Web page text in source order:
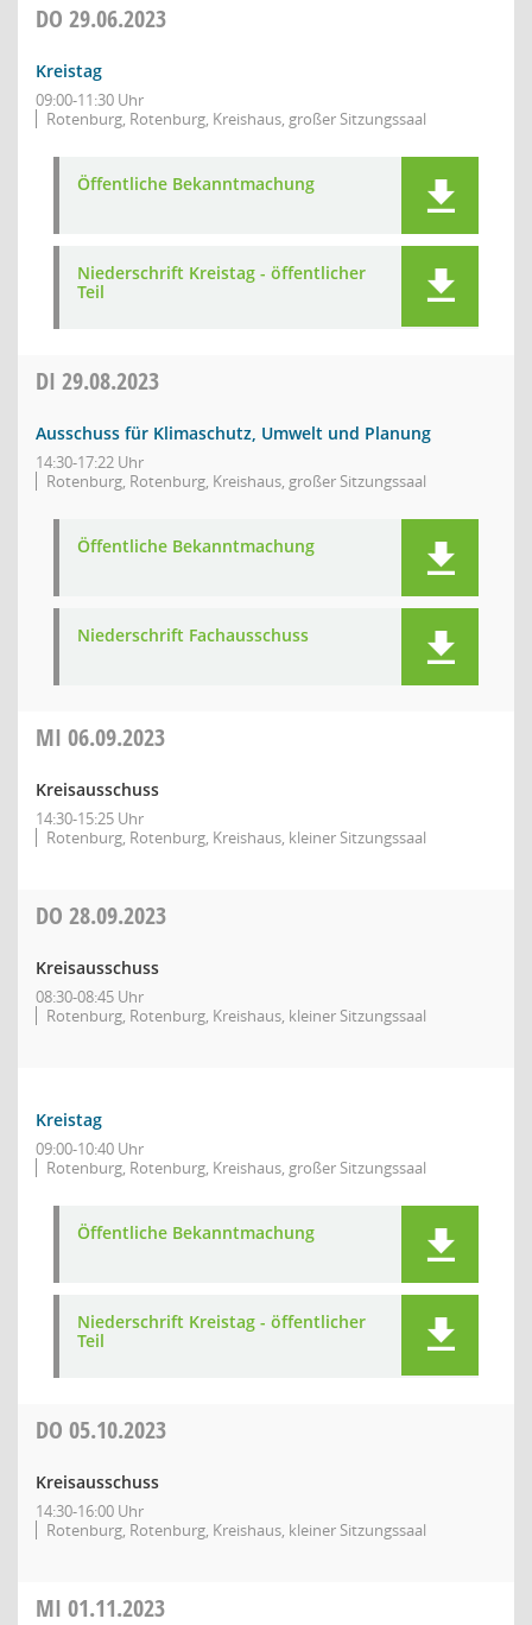
DO 29.06.2023
Kreistag
09:00-11:30 Uhr
Rotenburg, Rotenburg, Kreishaus, großer Sitzungssaal
Öffentliche Bekanntmachung
Niederschrift Kreistag - öffentlicher
Teil
DI 29.08.2023
Ausschuss für Klimaschutz, Umwelt und Planung
14:30-17:22 Uhr
Rotenburg, Rotenburg, Kreishaus, großer Sitzungssaal
Öffentliche Bekanntmachung
Niederschrift Fachausschuss
MI 06.09.2023
Kreisausschuss
14:30-15:25 Uhr
Rotenburg, Rotenburg, Kreishaus, kleiner Sitzungssaal
DO 28.09.2023
Kreisausschuss
08:30-08:45 Uhr
Rotenburg, Rotenburg, Kreishaus, kleiner Sitzungssaal
Kreistag
09:00-10:40 Uhr
Rotenburg, Rotenburg, Kreishaus, großer Sitzungssaal
Öffentliche Bekanntmachung
Niederschrift Kreistag - öffentlicher
Teil
DO 05.10.2023
Kreisausschuss
14:30-16:00 Uhr
Rotenburg, Rotenburg, Kreishaus, kleiner Sitzungssaal
MI 01.11.2023